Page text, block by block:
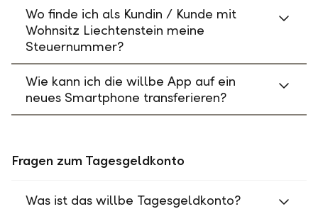
Wo finde ich als Kundin / Kunde mit
Wohnsitz Liechtenstein meine
Steuernummer?
Wie kann ich die willbe App auf ein
neues Smartphone transferieren?
Fragen zum Tagesgeldkonto
Was ist das willbe Tagesgeldkonto?